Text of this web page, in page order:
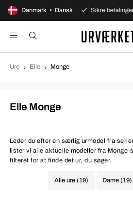
Danmark • Dansk
dages åbent køb Sikre betalinger
Ure Elle Monge
Elle Monge
Leder du efter en særlig urmodel fra
lister vi alle aktuelle modeller fra Monge-
filteret for at finde det ur, du søger.
Alle ure (19) Dame (19)